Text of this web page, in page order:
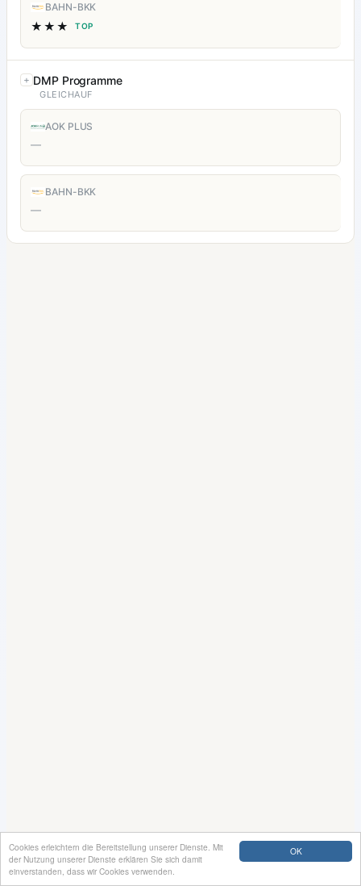
OK
Cookies erleichtern die Bereitstellung unserer Dienste. Mit
der Nutzung unserer Dienste erklären Sie sich damit
einverstanden, dass wir Cookies verwenden.
BAHN-BKK
★★★ TOP
DMP Programme
GLEICHAUF
AOK PLUS
—
BAHN-BKK
—